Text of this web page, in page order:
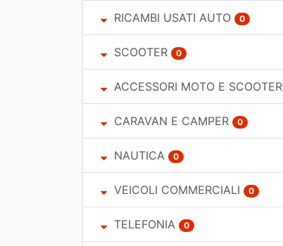
RICAMBI USATI AUTO 0
SCOOTER 0
ACCESSORI MOTO E SCOOTER
CARAVAN E CAMPER 0
NAUTICA 0
VEICOLI COMMERCIALI 0
TELEFONIA 0